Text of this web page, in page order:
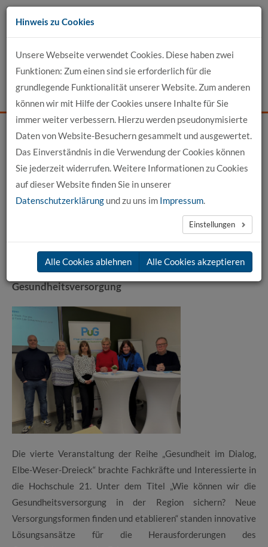
Zum
Inhalt
Events News Login Suche
Kontakt
Startseite News News-Detail
News aus der hochschule 21
25.03.2025
Gesundheit im Dialog: Impulse für die Zukunft der
Gesundheitsversorgung
Die vierte Veranstaltung der Reihe „Gesundheit im Dialog,
Elbe-Weser-Dreieck“ brachte Fachkräfte und Interessierte in
die Hochschule 21. Unter dem Titel „Wie können wir die
Gesundheitsversorgung in der Region sichern? Neue
Versorgungsformen finden und etablieren“ standen innovative
Lösungsansätze für die Herausforderungen des
Hinweis zu Cookies
Unsere Webseite verwendet Cookies. Diese haben zwei
Funktionen: Zum einen sind sie erforderlich für die
grundlegende Funktionalität unserer Website. Zum anderen
können wir mit Hilfe der Cookies unsere Inhalte für Sie
immer weiter verbessern. Hierzu werden pseudonymisierte
Daten von Website-Besuchern gesammelt und ausgewertet.
Das Einverständnis in die Verwendung der Cookies können
Sie jederzeit widerrufen. Weitere Informationen zu Cookies
auf dieser Website finden Sie in unserer
Datenschutzerklärung und zu uns im Impressum.
Einstellungen
Alle Cookies ablehnen Alle Cookies akzeptieren